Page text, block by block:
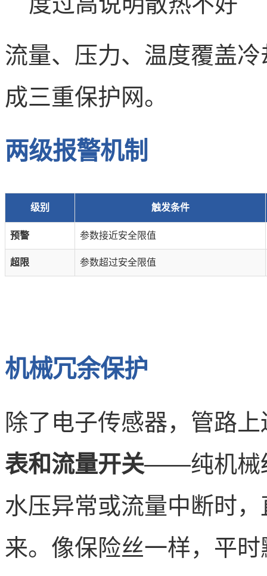
流量、压力、温度覆盖
成三重保护网。
两级报警机制
级别 触发条件
预警 参数接近安全限值
超限 参数超过安全限值
机械冗余保护
除了电子传感器，管路
表和流量开关——纯机械
水压异常或流量中断时
来。像保险丝一样，平